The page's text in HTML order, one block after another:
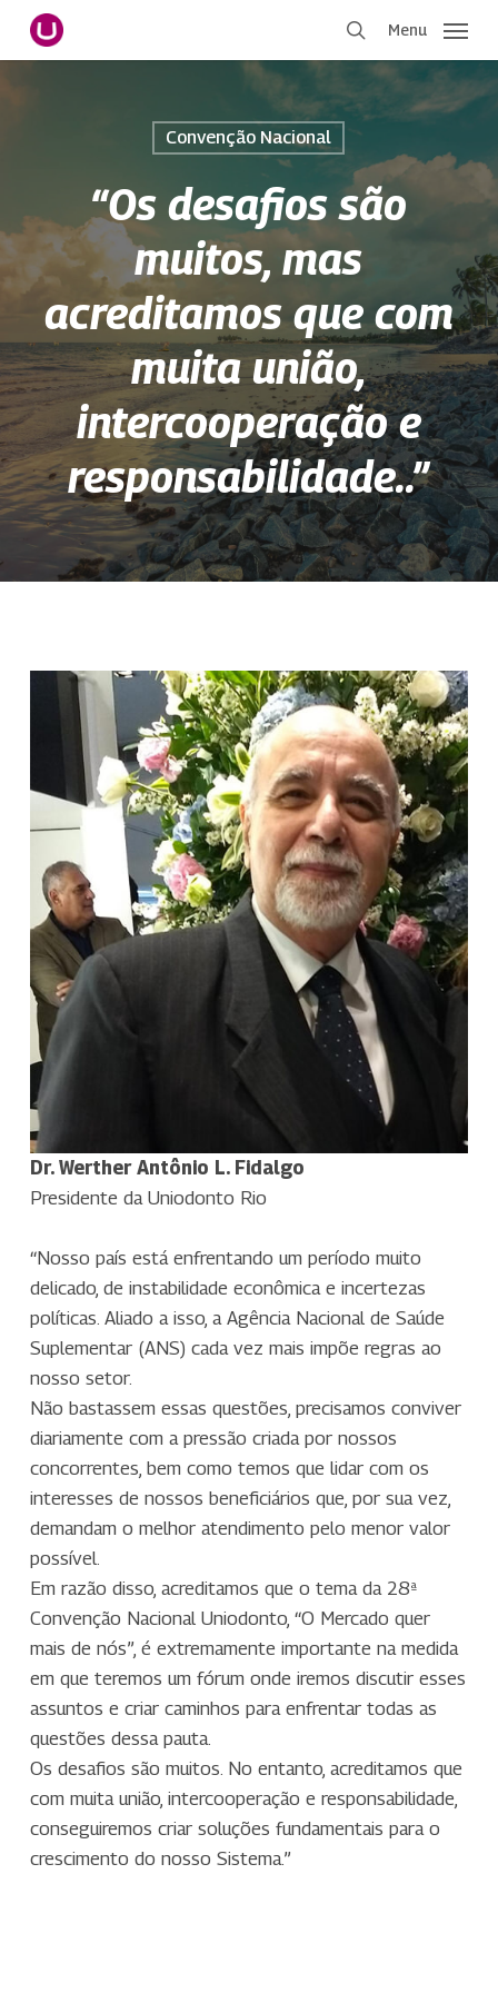
Pular
para
Menu
Convenção Nacional
“Os desafios são
muitos, mas
acreditamos que com
muita união,
intercooperação e
responsabilidade..”
Dr. Werther Antônio L. Fidalgo
Presidente da Uniodonto Rio
“Nosso país está enfrentando um período muito
delicado, de instabilidade econômica e incertezas
políticas. Aliado a isso, a Agência Nacional de Saúde
Suplementar (ANS) cada vez mais impõe regras ao
nosso setor.
Não bastassem essas questões, precisamos conviver
diariamente com a pressão criada por nossos
concorrentes, bem como temos que lidar com os
interesses de nossos beneficiários que, por sua vez,
demandam o melhor atendimento pelo menor valor
possível.
Em razão disso, acreditamos que o tema da 28ª
Convenção Nacional Uniodonto, “O Mercado quer
mais de nós”, é extremamente importante na medida
em que teremos um fórum onde iremos discutir esses
assuntos e criar caminhos para enfrentar todas as
questões dessa pauta.
Os desafios são muitos. No entanto, acreditamos que
com muita união, intercooperação e responsabilidade,
conseguiremos criar soluções fundamentais para o
crescimento do nosso Sistema.”